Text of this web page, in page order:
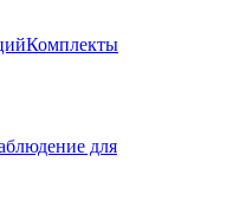
Комплекты
для